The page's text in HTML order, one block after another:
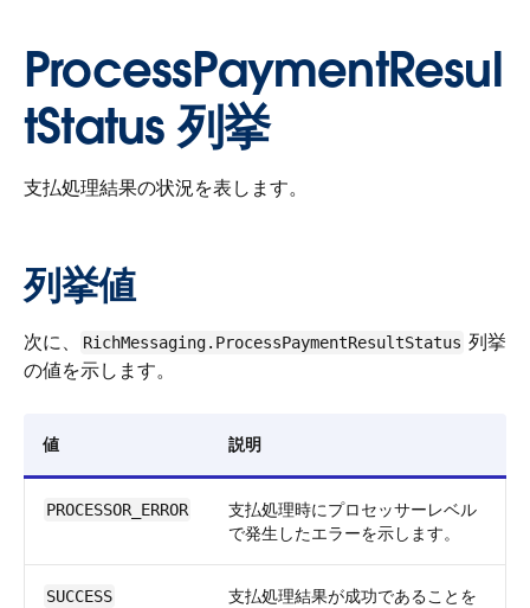
ProcessPaymentResul
tStatus 列挙
支払処理結果の状況を表します。
列挙値
次に、 RichMessaging.ProcessPaymentResultStatus 列挙
の値を示します。
値 説明
PROCESSOR_ERROR
支払処理時にプロセッサーレベル
で発生したエラーを示します。
SUCCESS 支払処理結果が成功であることを